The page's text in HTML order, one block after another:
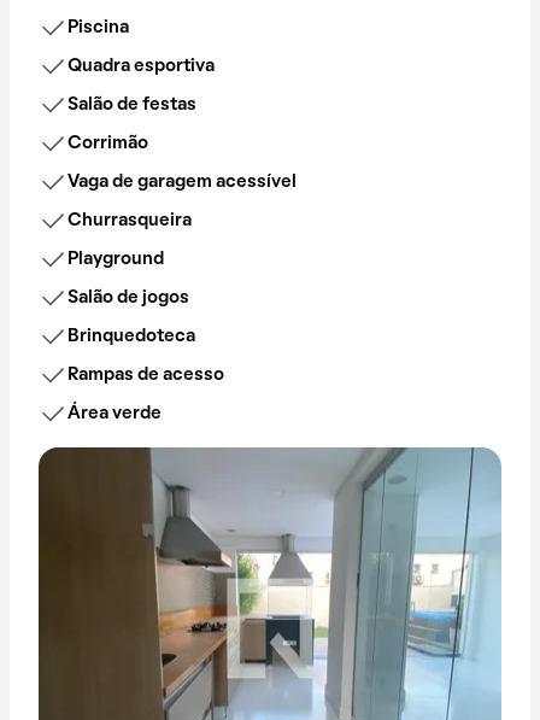
Piscina
Quadra esportiva
Salão de festas
Corrimão
Vaga de garagem acessível
Churrasqueira
Playground
Salão de jogos
Brinquedoteca
Rampas de acesso
Área verde